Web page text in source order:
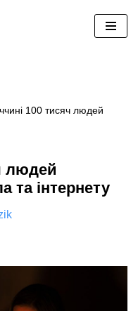
100 тисяч людей
людей
та інтернету